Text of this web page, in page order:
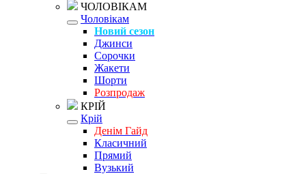
ЧОЛОВІКАМ
Чоловікам
Новий сезон
Джинси
Сорочки
Жакети
Шорти
Розпродаж
КРІЙ
Крій
Денім Гайд
Класичний
Прямий
Вузький